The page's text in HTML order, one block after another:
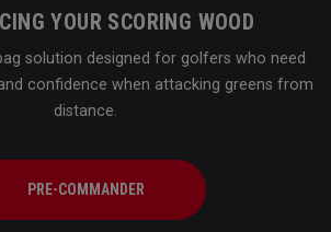
YOUR SCORING WOOD
solution designed for golfers who need
confidence when attacking greens from
distance.
PRE-COMMANDER